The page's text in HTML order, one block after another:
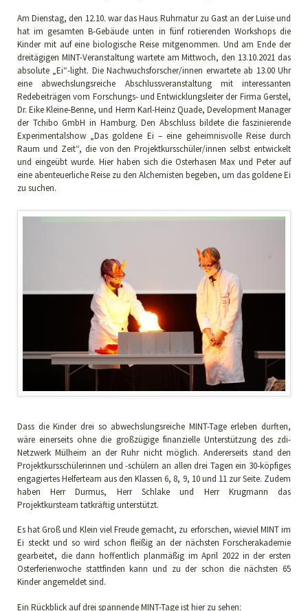
Am Dienstag, den 12.10. war das Haus Ruhrnatur zu Gast an der Luise und
hat im gesamten B-Gebäude unten in fünf rotierenden Workshops die
Kinder mit auf eine biologische Reise mitgenommen. Und am Ende der
dreitägigen MINT-Veranstaltung wartete am Mittwoch, den 13.10.2021 das
absolute „Ei“-light. Die Nachwuchsforscher/innen erwartete ab 13.00 Uhr
eine abwechslungsreiche Abschlussveranstaltung mit interessanten
Redebeiträgen vom Forschungs- und Entwicklungsleiter der Firma Gerstel,
Dr. Eike Kleine-Benne, und Herrn Karl-Heinz Quade, Development Manager
der Tchibo GmbH in Hamburg. Den Abschluss bildete die faszinierende
Experimentalshow „Das goldene Ei – eine geheimnisvolle Reise durch
Raum und Zeit“, die von den Projektkursschüler/innen selbst entwickelt
und eingeübt wurde. Hier haben sich die Osterhasen Max und Peter auf
eine abenteuerliche Reise zu den Alchemisten begeben, um das goldene Ei
zu suchen.
Dass die Kinder drei so abwechslungsreiche MINT-Tage erleben durften,
wäre einerseits ohne die großzügige finanzielle Unterstützung des zdi-
Netzwerk Mülheim an der Ruhr nicht möglich. Andererseits stand den
Projektkursschülerinnen und -schülern an allen drei Tagen ein 30-köpfiges
engagiertes Helferteam aus den Klassen 6, 8, 9, 10 und 11 zur Seite. Zudem
haben Herr Durmus, Herr Schlake und Herr Krugmann das
Projektkursteam tatkräftig unterstützt.
Es hat Groß und Klein viel Freude gemacht, zu erforschen, wieviel MINT im
Ei steckt und so wird schon fleißig an der nächsten Forscherakademie
gearbeitet, die dann hoffentlich planmäßig im April 2022 in der ersten
Osterferienwoche stattfinden kann und zu der schon die nächsten 65
Kinder angemeldet sind.
Ein Rückblick auf drei spannende MINT-Tage ist hier zu sehen: